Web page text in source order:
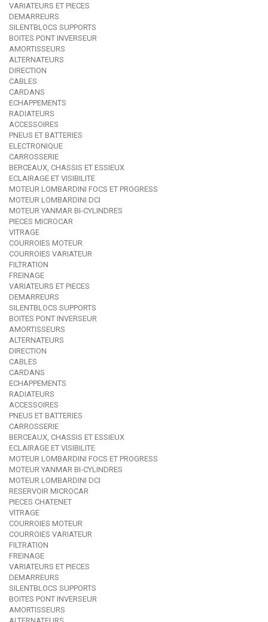
VARIATEURS ET PIECES
DEMARREURS
SILENTBLOCS SUPPORTS
BOITES PONT INVERSEUR
AMORTISSEURS
ALTERNATEURS
DIRECTION
CABLES
CARDANS
ECHAPPEMENTS
RADIATEURS
ACCESSOIRES
PNEUS ET BATTERIES
ELECTRONIQUE
CARROSSERIE
BERCEAUX, CHASSIS ET ESSIEUX
ECLAIRAGE ET VISIBILITE
MOTEUR LOMBARDINI FOCS ET PROGRESS
MOTEUR LOMBARDINI DCI
MOTEUR YANMAR BI-CYLINDRES
PIECES MICROCAR
VITRAGE
COURROIES MOTEUR
COURROIES VARIATEUR
FILTRATION
FREINAGE
VARIATEURS ET PIECES
DEMARREURS
SILENTBLOCS SUPPORTS
BOITES PONT INVERSEUR
AMORTISSEURS
ALTERNATEURS
DIRECTION
CABLES
CARDANS
ECHAPPEMENTS
RADIATEURS
ACCESSOIRES
PNEUS ET BATTERIES
CARROSSERIE
BERCEAUX, CHASSIS ET ESSIEUX
ECLAIRAGE ET VISIBILITE
MOTEUR LOMBARDINI FOCS ET PROGRESS
MOTEUR YANMAR BI-CYLINDRES
MOTEUR LOMBARDINI DCI
RESERVOIR MICROCAR
PIECES CHATENET
VITRAGE
COURROIES MOTEUR
COURROIES VARIATEUR
FILTRATION
FREINAGE
VARIATEURS ET PIECES
DEMARREURS
SILENTBLOCS SUPPORTS
BOITES PONT INVERSEUR
AMORTISSEURS